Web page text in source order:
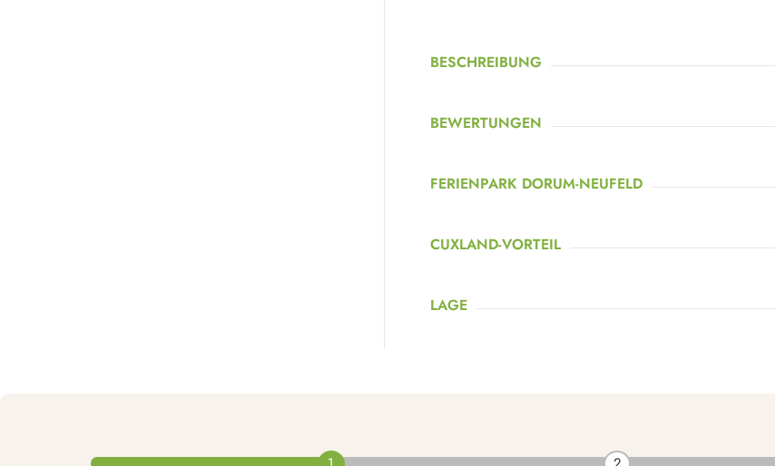
BESCHREIBUNG
BEWERTUNGEN
FERIENPARK DORUM-NEUFELD
CUXLAND-VORTEIL
LAGE